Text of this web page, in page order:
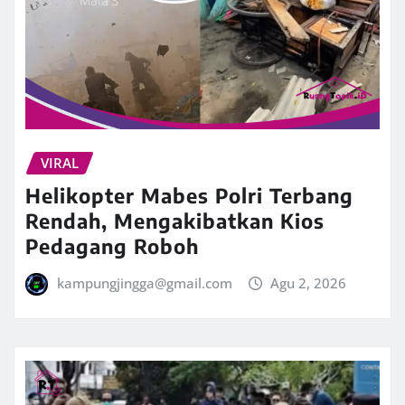
VIRAL
Helikopter Mabes Polri Terbang
Rendah, Mengakibatkan Kios
Pedagang Roboh
kampungjingga@gmail.com Agu 2, 2026